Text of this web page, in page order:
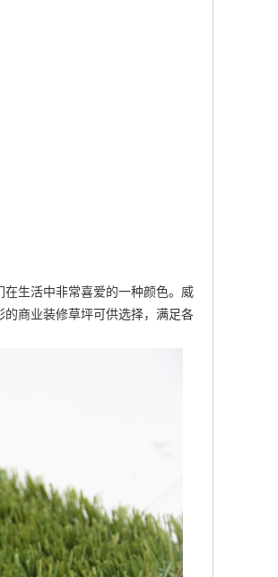
生活中非常喜爱的一种颜色。威
商业装修草坪可供选择，满足各